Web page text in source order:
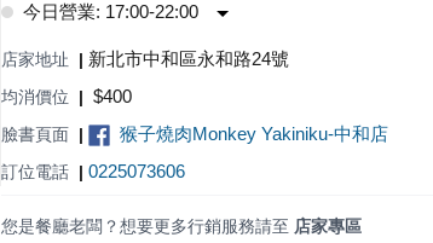
今日營業: 17:00-22:00
店家地址 | 新北市中和區永和路24號
均消價位 | $400
臉書頁面 | 猴子燒肉Monkey Yakiniku-中和店
訂位電話 | 0225073606
您是餐廳老闆？想要更多行銷服務請至 店家專區